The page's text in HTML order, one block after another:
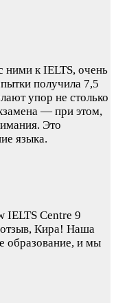
ними к IELTS, очень
получила 7,5
упор не столько
— при этом,
Это
языка.
IELTS Centre 9
Кира! Наша
образование, и мы